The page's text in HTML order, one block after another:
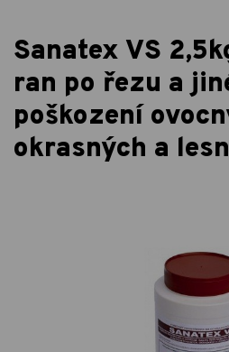
Sanatex VS
ran po řezu a
poškození
okrasných a